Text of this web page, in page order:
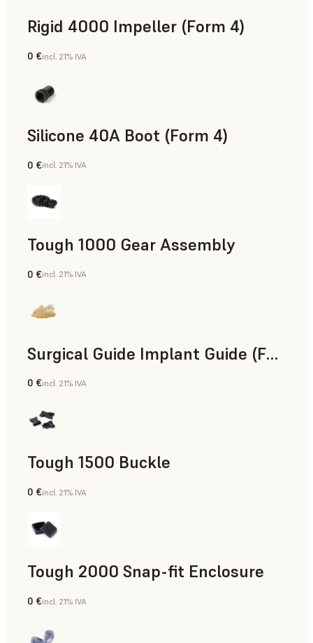
Rigid 4000 Impeller (Form 4)
Ingeniería
0 €incl. 21% IVA
Silicone 40A Boot (Form 4)
Ingeniería
0 €incl. 21% IVA
Tough 1000 Gear Assembly
Ingeniería
0 €incl. 21% IVA
Surgical Guide Implant Guide (Form 4)
Odontología
0 €incl. 21% IVA
Tough 1500 Buckle
Ingeniería
0 €incl. 21% IVA
Tough 2000 Snap-fit Enclosure
Ingeniería
0 €incl. 21% IVA